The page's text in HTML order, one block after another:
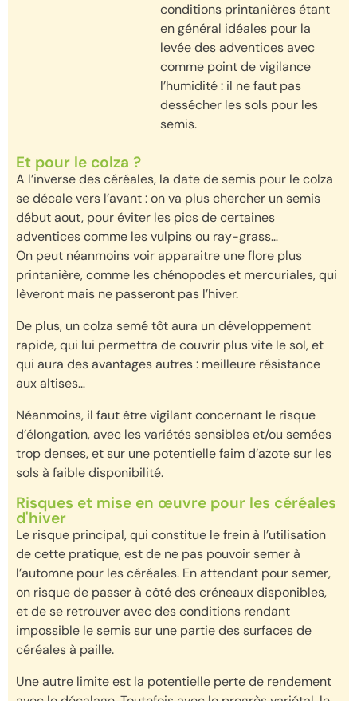
conditions printanières étant
en général idéales pour la
levée des adventices avec
comme point de vigilance
l’humidité : il ne faut pas
dessécher les sols pour les
semis.
Et pour le colza ?
A l’inverse des céréales, la date de semis pour le colza
se décale vers l’avant : on va plus chercher un semis
début aout, pour éviter les pics de certaines
adventices comme les vulpins ou ray-grass…
On peut néanmoins voir apparaitre une flore plus
printanière, comme les chénopodes et mercuriales, qui
lèveront mais ne passeront pas l’hiver.
De plus, un colza semé tôt aura un développement
rapide, qui lui permettra de couvrir plus vite le sol, et
qui aura des avantages autres : meilleure résistance
aux altises…
Néanmoins, il faut être vigilant concernant le risque
d’élongation, avec les variétés sensibles et/ou semées
trop denses, et sur une potentielle faim d’azote sur les
sols à faible disponibilité.
Risques et mise en œuvre pour les céréales
d'hiver
Le risque principal, qui constitue le frein à l’utilisation
de cette pratique, est de ne pas pouvoir semer à
l’automne pour les céréales. En attendant pour semer,
on risque de passer à côté des créneaux disponibles,
et de se retrouver avec des conditions rendant
impossible le semis sur une partie des surfaces de
céréales à paille.
Une autre limite est la potentielle perte de rendement